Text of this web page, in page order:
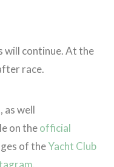
will continue. At the
race.
as well
on theofficial
of theYacht Club
.